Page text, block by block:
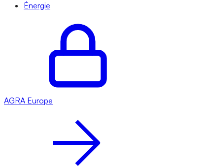
Énergie
AGRA Europe